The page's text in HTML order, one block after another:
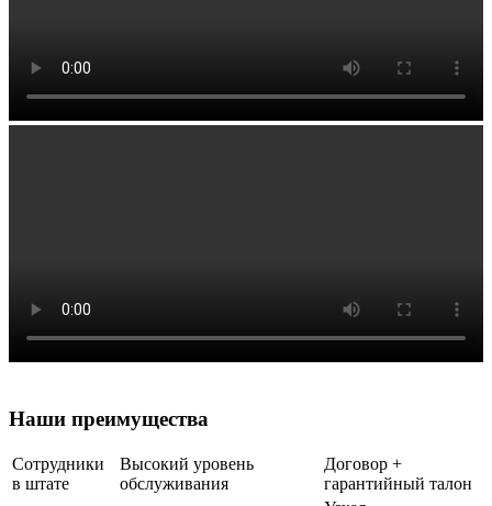
Наши преимущества
Сотрудники
в штате
Высокий уровень
обслуживания
Договор +
гарантийный талон